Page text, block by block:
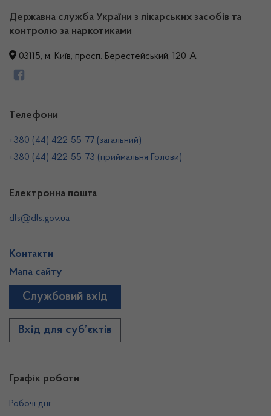
Державна служба України з лікарських засобів та
контролю за наркотиками
03115, м. Київ, просп. Берестейський, 120-А
Графік роботи
Робочі дні:
Телефони
+380 (44) 422-55-77 (загальний)
+380 (44) 422-55-73 (приймальня Голови)
Електронна пошта
dls@dls.gov.ua
Контакти
Мапа сайту
Службовий вхід
Вхід для суб’єктів